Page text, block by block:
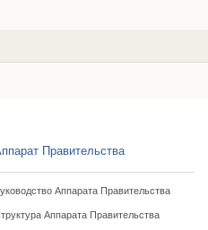
Правительства
Аппарата Правительства
Аппарата Правительства